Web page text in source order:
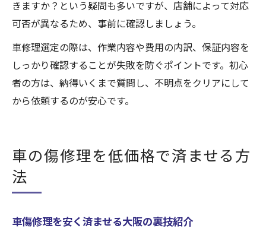
きますか？という疑問も多いですが、店舗によって対応
可否が異なるため、事前に確認しましょう。
車修理選定の際は、作業内容や費用の内訳、保証内容を
しっかり確認することが失敗を防ぐポイントです。初心
者の方は、納得いくまで質問し、不明点をクリアにして
から依頼するのが安心です。
車の傷修理を低価格で済ませる方
法
車傷修理を安く済ませる大阪の裏技紹介